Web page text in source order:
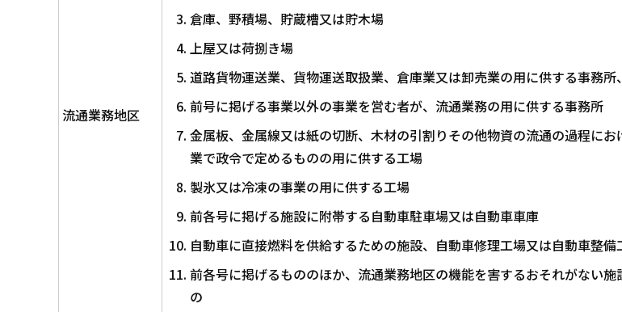
流通業務地区
倉庫、野積場、貯蔵槽又は貯木場
上屋又は荷捌き場
道路貨物運送業、貨物運送取扱業、倉庫業又は卸売業の用に供する事務所
前号に掲げる事業以外の事業を営む者が、流通業務の用に供する事務所
金属板、金属線又は紙の切断、木材の引割りその他物資の流通の過程に
業で政令で定めるものの用に供する工場
製氷又は冷凍の事業の用に供する工場
前各号に掲げる施設に附帯する自動車駐車場又は自動車車庫
自動車に直接燃料を供給するための施設、自動車修理工場又は自動車整備
前各号に掲げるもののほか、流通業務地区の機能を害するおそれがない施
の